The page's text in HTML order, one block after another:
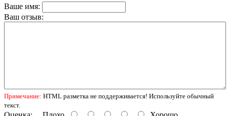
Ваше имя:
Ваш отзыв:
Примечание: HTML разметка не поддерживается! Используйте обычный
текст.